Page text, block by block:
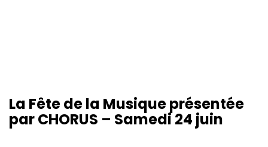
La Fête de la Musique présentée
par CHORUS – Samedi 24 juin